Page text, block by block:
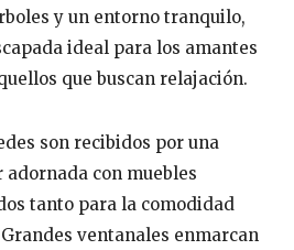
y un entorno tranquilo,
ideal para los amantes
que buscan relajación.
son recibidos por una
con muebles
tanto para la comodidad
ventanales enmarcan